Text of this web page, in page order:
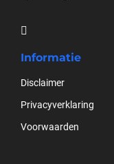
Informatie
Disclaimer
Privacyverklaring
Voorwaarden